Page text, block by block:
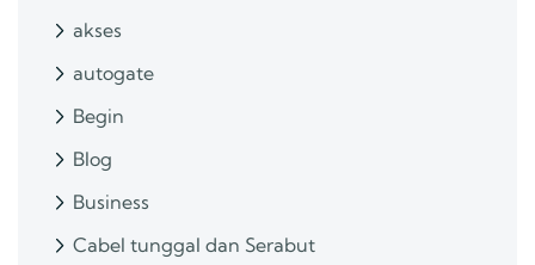
akses
autogate
Begin
Blog
Business
Cabel tunggal dan Serabut